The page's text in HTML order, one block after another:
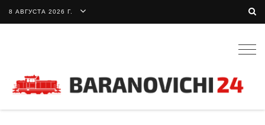
8 АВГУСТА 2026 Г.